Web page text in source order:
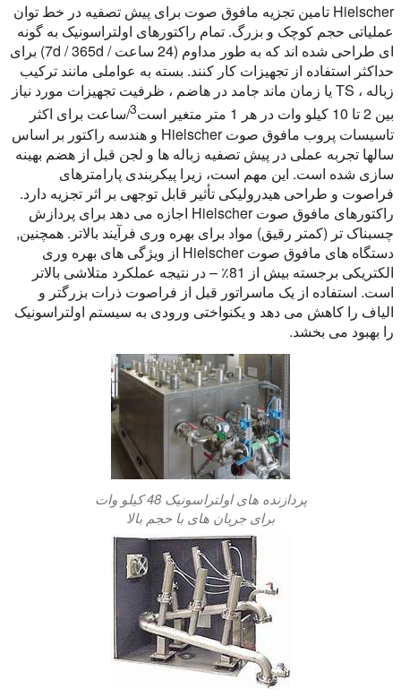
Hielscher تامین تجزیه مافوق صوت برای پیش تصفیه در خط توان
عملیاتی حجم کوچک و بزرگ. تمام راکتورهای اولتراسونیک به گونه
ای طراحی شده اند که به طور مداوم (24 ساعت / 7d / 365d) برای
حداکثر استفاده از تجهیزات کار کنند. بسته به عواملی مانند ترکیب
زباله ، TS یا زمان ماند جامد در هاضم ، ظرفیت تجهیزات مورد نیاز
بین 2 تا 10 کیلو وات در هر 1 متر متغیر است
3/ساعت برای اکثر
تاسیسات پروب مافوق صوت Hielscher و هندسه راکتور بر اساس
سالها تجربه عملی در پیش تصفیه زباله ها و لجن قبل از هضم بهینه
سازی شده است. این مهم است، زیرا پیکربندی پارامترهای
فراصوت و طراحی هیدرولیکی تأثیر قابل توجهی بر اثر تجزیه دارد.
راکتورهای مافوق صوت Hielscher اجازه می دهد برای پردازش
چسبناک تر (کمتر رقیق) مواد برای بهره وری فرآیند بالاتر. همچنین,
دستگاه های مافوق صوت Hielscher از ویژگی های بهره وری
الکتریکی برجسته بیش از 81٪ – در نتیجه عملکرد متلاشی بالاتر
است. استفاده از یک ماسراتور قبل از فراصوت ذرات بزرگتر و
الیاف را کاهش می دهد و یکنواختی ورودی به سیستم اولتراسونیک
را بهبود می بخشد.
پردازنده های اولتراسونیک 48 کیلو وات
برای جریان های با حجم بالا